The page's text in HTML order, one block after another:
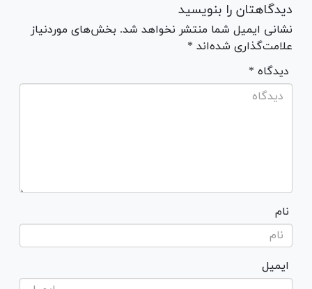
دیدگاهتان را بنویسید
نشانی ایمیل شما منتشر نخواهد شد. بخش‌های موردنیاز
علامت‌گذاری شده‌اند *
* دیدگاه
نام
ایمیل